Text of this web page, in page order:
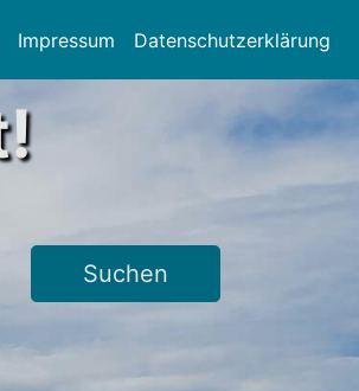
Impressum Datenschutzerklärung
Suchen